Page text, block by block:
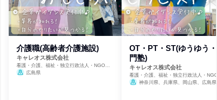
介護職(高齢者介護施設)
キャレオス株式会社
看護・介護、福祉・独立行政法人・NGO・
NPO広島県
OT・PT・ST(ゆうゆう
門塾)
キャレオス株式会社
看護・介護、福祉・独立行政法人・
NPO神奈川県、兵庫県、岡山県、広島